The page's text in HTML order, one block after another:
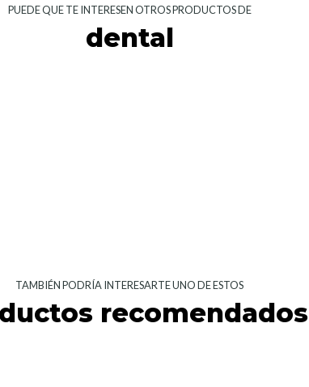
PUEDE QUE TE INTERESEN OTROS PRODUCTOS DE
dental
TAMBIÉN PODRÍA INTERESARTE UNO DE ESTOS
recomendados